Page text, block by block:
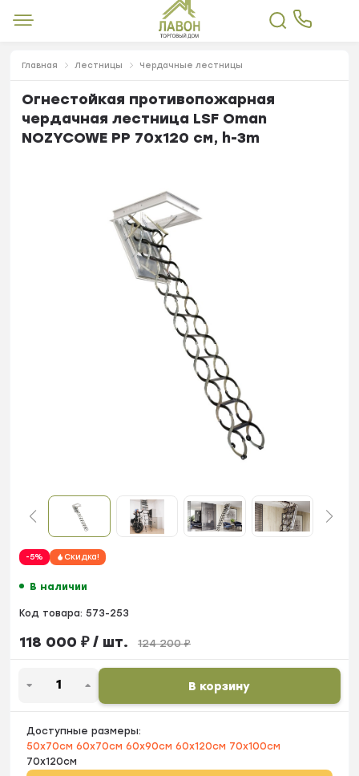
Главная Лестницы Чердачные лестницы
Огнестойкая противопожарная
чердачная лестница LSF Oman
NOZYCOWE PP 70x120 см, h-3m
-5% Скидка!
В наличии
Код товара: 573-253
118 000 ₽/ шт. 124 200₽
В корзину
Доступные размеры:
50x70см60x70см60x90см60x120см 70x100см
70x120см